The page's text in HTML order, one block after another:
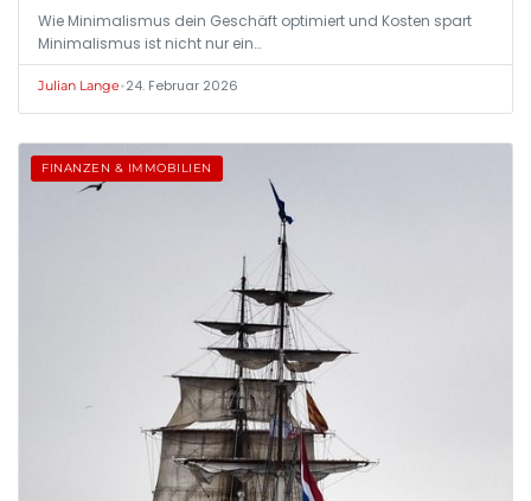
Wie Minimalismus dein Geschäft optimiert und Kosten spart
Minimalismus ist nicht nur ein…
Julian Lange•24. Februar 2026
FINANZEN & IMMOBILIEN